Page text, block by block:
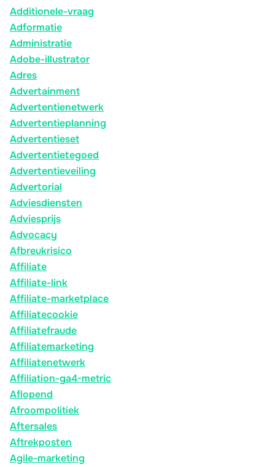
Additionele-vraag
Adformatie
Administratie
Adobe-illustrator
Adres
Advertainment
Advertentienetwerk
Advertentieplanning
Advertentieset
Advertentietegoed
Advertentieveiling
Advertorial
Adviesdiensten
Adviesprijs
Advocacy
Afbreukrisico
Affiliate
Affiliate-link
Affiliate-marketplace
Affiliatecookie
Affiliatefraude
Affiliatemarketing
Affiliatenetwerk
Affiliation-ga4-metric
Aflopend
Afroompolitiek
Aftersales
Aftrekposten
Agile-marketing